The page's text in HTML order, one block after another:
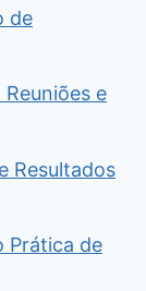
de
e
Resultados
Prática de